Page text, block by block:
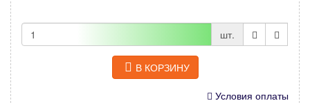
шт.
В КОРЗИНУ
Условия оплаты